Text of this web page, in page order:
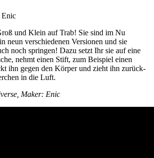
Enic
und Klein auf Trab! Sie sind im Nu
neun verschiedenen Versionen und sie
noch springen! Dazu setzt Ihr sie auf eine
nehmt einen Stift, zum Beispiel einen
ihn gegen den Körper und zieht ihn zurück-
in die Luft.
Maker: Enic